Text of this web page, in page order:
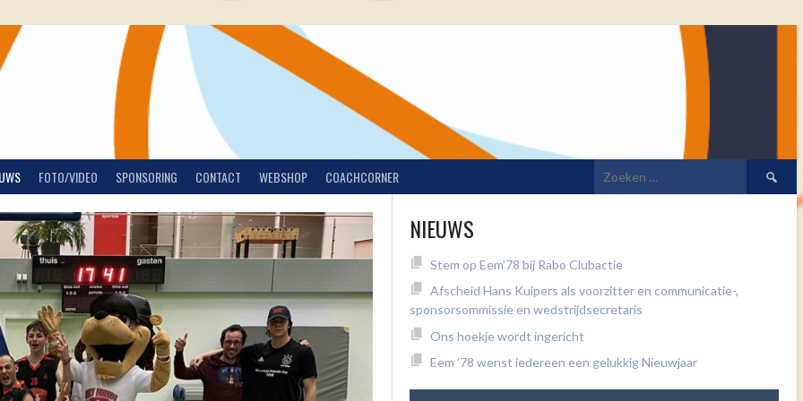
FOTO/VIDEO SPONSORING CONTACT WEBSHOP COACHCORNER
Zoeken
naar:
NIEUWS
Stem op Eem’78 bij Rabo Clubactie
Afscheid Hans Kuipers als voorzitter en communicatie-,
sponsorsommissie en wedstrijdsecretaris
Ons hoekje wordt ingericht
Eem ’78 wenst iedereen een gelukkig Nieuwjaar